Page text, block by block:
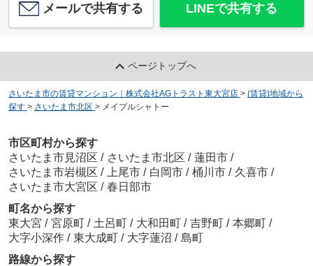
メールで共有する LINEで共有する
ページトップへ
さいたま市の賃貸マンション｜株式会社AGトラスト東大宮店 > (賃貸)地域から
探す > さいたま市北区 > メイプルシャトー
市区町村から探す
さいたま市見沼区 / さいたま市北区 / 蓮田市 /
さいたま市岩槻区 / 上尾市 / 白岡市 / 桶川市 / 久喜市 /
さいたま市大宮区 / 春日部市
町名から探す
東大宮 / 宮原町 / 土呂町 / 大和田町 / 吉野町 / 本郷町 /
大字小深作 / 東大成町 / 大字蓮沼 / 島町
路線から探す